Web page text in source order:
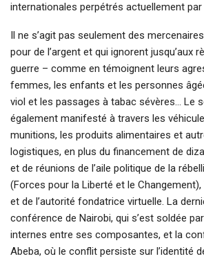
internationales perpétrés actuellement par
Il ne s’agit pas seulement des
pour de l’argent et qui ignorent jusqu’aux
guerre – comme en témoignent leurs
femmes, les enfants et les personnes
viol et les passages à tabac sévères… Le
également manifesté à travers les
munitions, les produits alimentaires et
logistiques, en plus du financement de
et de réunions de l’aile politique de la
(Forces pour la Liberté et le
et de l’autorité fondatrice virtuelle. La
conférence de Nairobi, qui s’est soldée
internes entre ses composantes, et la
Abeba, où le conflit persiste sur l’identité